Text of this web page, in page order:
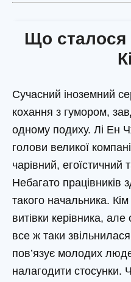
Що сталося
Сучасний іноземний
кохання з гумором,
одному подиху. Лі Ен
голови великої
чарівний, егоїстичний
Небагато працівників
такого начальника.
витівки керівника,
все ж таки
пов’язує молодих
налагодити стосунки.